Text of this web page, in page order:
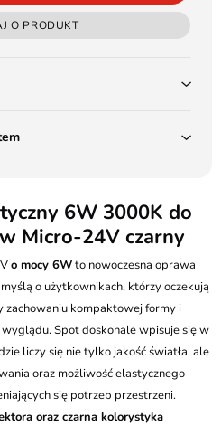
O PRODUKT
- 11 zł
nie dotyczy produktów 3m)
- 16 zł
35 zł
12, 94-058 Łódź6W 3000K do
Micro-24V czarny
o mocy 6Wto nowoczesna oprawa
o użytkownikach, którzy oczekują
zachowaniu kompaktowej formy i
Spot doskonale wpisuje się w
liczy się nie tylko jakość światła, ale
oraz możliwość elastycznego
się potrzeb przestrzeni.
oraz czarna kolorystyka